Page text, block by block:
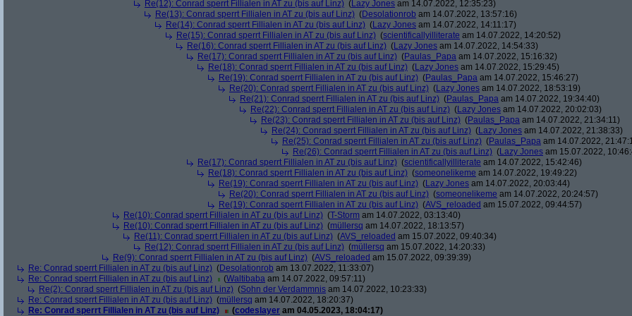
Re(12): Conrad sperrt Fillialen in AT zu (bis auf Linz) (Lazy Jones am 14.07.2022, 12:35:23)
Re(13): Conrad sperrt Fillialen in AT zu (bis auf Linz) (Desolationrob am 14.07.2022, 13:57:16)
Re(14): Conrad sperrt Fillialen in AT zu (bis auf Linz) (Lazy Jones am 14.07.2022, 14:11:17)
Re(15): Conrad sperrt Fillialen in AT zu (bis auf Linz) (scientificallyilliterate am 14.07.2022, 14:20:52)
Re(16): Conrad sperrt Fillialen in AT zu (bis auf Linz) (Lazy Jones am 14.07.2022, 14:54:33)
Re(17): Conrad sperrt Fillialen in AT zu (bis auf Linz) (Paulas_Papa am 14.07.2022, 15:16:32)
Re(18): Conrad sperrt Fillialen in AT zu (bis auf Linz) (Lazy Jones am 14.07.2022, 15:29:45)
Re(19): Conrad sperrt Fillialen in AT zu (bis auf Linz) (Paulas_Papa am 14.07.2022, 15:46:27)
Re(20): Conrad sperrt Fillialen in AT zu (bis auf Linz) (Lazy Jones am 14.07.2022, 18:53:19)
Re(21): Conrad sperrt Fillialen in AT zu (bis auf Linz) (Paulas_Papa am 14.07.2022, 19:34:40)
Re(22): Conrad sperrt Fillialen in AT zu (bis auf Linz) (Lazy Jones am 14.07.2022, 20:02:03)
Re(23): Conrad sperrt Fillialen in AT zu (bis auf Linz) (Paulas_Papa am 14.07.2022, 21:34:11)
Re(24): Conrad sperrt Fillialen in AT zu (bis auf Linz) (Lazy Jones am 14.07.2022, 21:38:33)
Re(25): Conrad sperrt Fillialen in AT zu (bis auf Linz) (Paulas_Papa am 14.07.2022,
Re(26): Conrad sperrt Fillialen in AT zu (bis auf Linz) (Lazy Jones am 15.07.2022,
Re(17): Conrad sperrt Fillialen in AT zu (bis auf Linz) (scientificallyilliterate am 14.07.2022, 15:42:46)
Re(18): Conrad sperrt Fillialen in AT zu (bis auf Linz) (someonelikeme am 14.07.2022, 19:49:22)
Re(19): Conrad sperrt Fillialen in AT zu (bis auf Linz) (Lazy Jones am 14.07.2022, 20:03:44)
Re(20): Conrad sperrt Fillialen in AT zu (bis auf Linz) (someonelikeme am 14.07.2022, 20:24:57)
Re(19): Conrad sperrt Fillialen in AT zu (bis auf Linz) (AVS_reloaded am 15.07.2022, 09:44:57)
Re(10): Conrad sperrt Fillialen in AT zu (bis auf Linz) (T-Storm am 14.07.2022, 03:13:40)
Re(10): Conrad sperrt Fillialen in AT zu (bis auf Linz) (müllersq am 14.07.2022, 18:13:57)
Re(11): Conrad sperrt Fillialen in AT zu (bis auf Linz) (AVS_reloaded am 15.07.2022, 09:40:34)
Re(12): Conrad sperrt Fillialen in AT zu (bis auf Linz) (müllersq am 15.07.2022, 14:20:33)
Re(9): Conrad sperrt Fillialen in AT zu (bis auf Linz) (AVS_reloaded am 15.07.2022, 09:39:39)
Re: Conrad sperrt Fillialen in AT zu (bis auf Linz) (Desolationrob am 13.07.2022, 11:33:07)
Re: Conrad sperrt Fillialen in AT zu (bis auf Linz)
(Waltibaba am 14.07.2022, 09:57:11)
Re(2): Conrad sperrt Fillialen in AT zu (bis auf Linz) (Sohn der Verdammnis am 14.07.2022, 10:23:33)
Re: Conrad sperrt Fillialen in AT zu (bis auf Linz) (müllersq am 14.07.2022, 18:20:37)
Re: Conrad sperrt Fillialen in AT zu (bis auf Linz)
(codeslayer am 04.05.2023, 18:04:17)